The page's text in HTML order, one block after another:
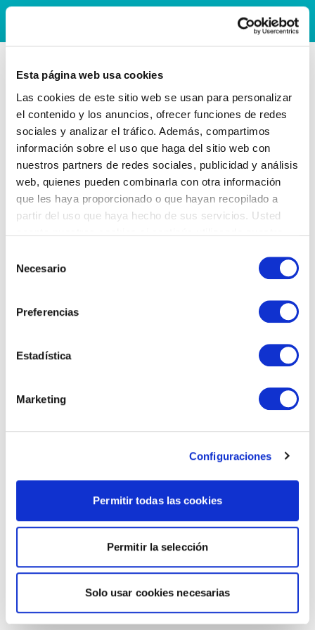
Esta página web usa cookies
Las cookies de este sitio web se usan para personalizar
el contenido y los anuncios, ofrecer funciones de redes
sociales y analizar el tráfico. Además, compartimos
información sobre el uso que haga del sitio web con
nuestros partners de redes sociales, publicidad y análisis
web, quienes pueden combinarla con otra información
que les haya proporcionado o que hayan recopilado a
partir del uso que haya hecho de sus servicios. Usted
Necesario
Preferencias
Estadística
Marketing
Configuraciones
Permitir todas las cookies
Permitir la selección
Solo usar cookies necesarias